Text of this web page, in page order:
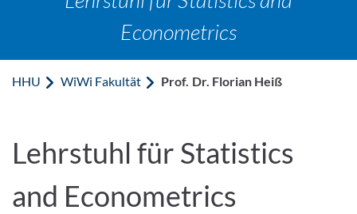
Econometrics
HHU WiWi Fakultät Prof. Dr. Florian Heiß
Lehrstuhl für Statistics
and Econometrics